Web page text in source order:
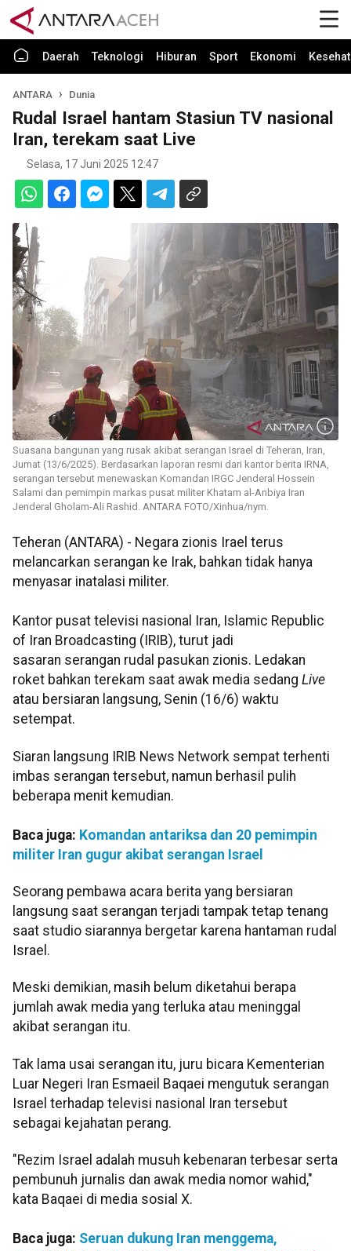
Daerah Teknologi Hiburan Sport Ekonomi
ANTARA Dunia
Rudal Israel hantam Stasiun TV nasional
Iran, terekam saat Live
Selasa, 17 Juni 2025 12:47
Suasana bangunan yang rusak akibat serangan Israel di Teheran, Iran,
Jumat (13/6/2025). Berdasarkan laporan resmi dari kantor berita IRNA,
serangan tersebut menewaskan Komandan IRGC Jenderal Hossein
Salami dan pemimpin markas pusat militer Khatam al-Anbiya Iran
Jenderal Gholam-Ali Rashid. ANTARA FOTO/Xinhua/nym.
Teheran (ANTARA) - Negara zionis Irael terus
melancarkan serangan ke Irak, bahkan tidak hanya
menyasar inatalasi militer.
Kantor pusat televisi nasional Iran, Islamic Republic
of Iran Broadcasting (IRIB), turut jadi
sasaran serangan rudal pasukan zionis. Ledakan
roket bahkan terekam saat awak media sedang Live
atau bersiaran langsung, Senin (16/6) waktu
setempat.
Siaran langsung IRIB News Network sempat terhenti
imbas serangan tersebut, namun berhasil pulih
beberapa menit kemudian.
Baca juga: Komandan antariksa dan 20 pemimpin
militer Iran gugur akibat serangan Israel
Seorang pembawa acara berita yang bersiaran
langsung saat serangan terjadi tampak tetap tenang
saat studio siarannya bergetar karena hantaman rudal
Israel.
Meski demikian, masih belum diketahui berapa
jumlah awak media yang terluka atau meninggal
akibat serangan itu.
Tak lama usai serangan itu, juru bicara Kementerian
Luar Negeri Iran Esmaeil Baqaei mengutuk serangan
Israel terhadap televisi nasional Iran tersebut
sebagai kejahatan perang.
"Rezim Israel adalah musuh kebenaran terbesar serta
pembunuh jurnalis dan awak media nomor wahid,"
kata Baqaei di media sosial X.
Baca juga: Seruan dukung Iran menggema,